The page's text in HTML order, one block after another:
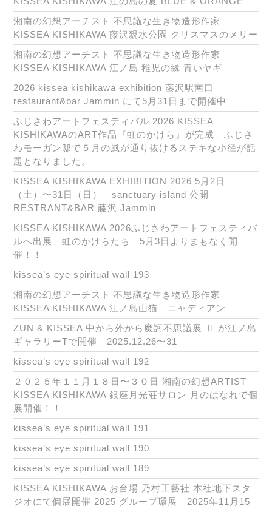
湘南の幻想アーチスト 不思議な生き物造形作家
KISSEA KISHIKAWA 藤沢親水公園 クリスマスのメリー
湘南の幻想アーチスト 不思議な生き物造形作家
KISSEA KISHIKAWA 江ノ島 稚児の縁 青いヤギ
2026 kissea kishikawa exhibition 藤沢駅南口
restaurant&bar Jammin にて5月31日まで開催中
ふじさわアートフェスティバル 2026 KISSEA
KISHIKAWAのART作品『虹のかけら』が完成 ふじさ
わモーガン邸で５月の風が通り抜けるステキな小径が話
題となりました。
KISSEA KISHIKAWA EXHIBITION 2026 5月2日
（土）〜31日（日） sanctuary island 公開
RESTRANT&BAR 藤沢 Jammin
KISSEA KISHIKAWA 2026ふじさわアートフェスティバ
ルへ出展 虹のかけらたち 5月3日よりまもなく開
催！！
kissea’s eye spiritual wall 193
湘南の幻想アーチスト 不思議な生き物造形作家
KISSEA KISHIKAWA 江ノ島山猫 ニャディアン
ZUN & KISSEA 中から外から魔訶不思議展 Ⅱ が江ノ島
ギャラリーTで開催 2025.12.26〜31
kissea’s eye spiritual wall 192
２０２５年１１月１８日〜３０日 湘南の幻想ARTIST
KISSEA KISHIKAWA 銀座月光荘サロン 月のはなれで個
展開催！！
kissea’s eye spiritual wall 191
kissea’s eye spiritual wall 190
kissea’s eye spiritual wall 189
KISSEA KISHIKAWA お台場 乃村工藝社 本社地下スタ
ジオにて個展開催 2025 グループ環展 2025年11月15